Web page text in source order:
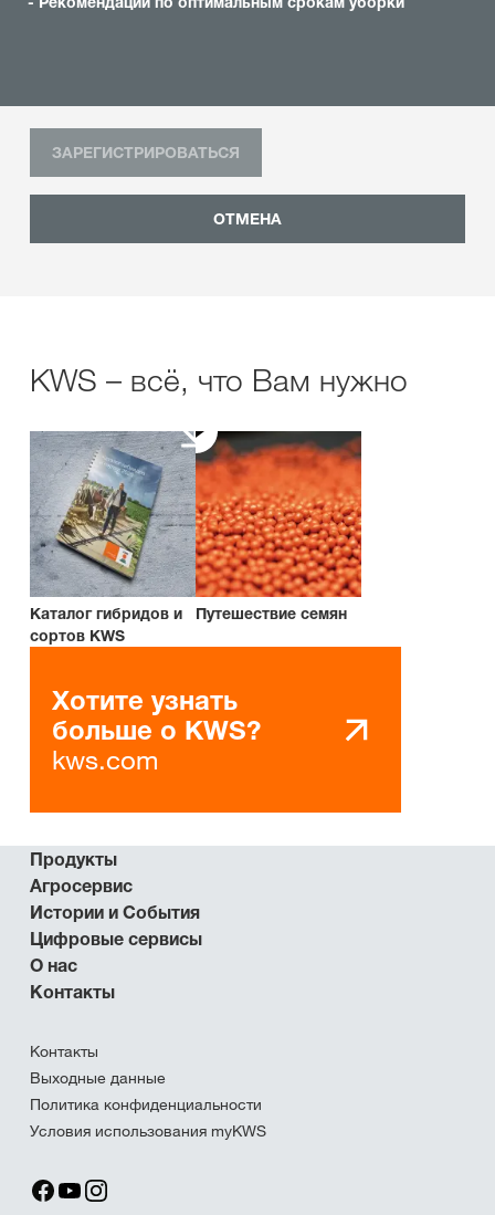
ОТМЕНА
ЗАРЕГИСТРИРОВАТЬСЯ
KWS – всё, что Вам нужно
Каталог гибридов и
сортов KWS
Путешествие семян
Хотите узнать
больше о KWS?
kws.com
Продукты
Агросервис
Истории и События
Цифровые сервисы
О нас
Контакты
Контакты
Выходные данные
Политика конфиденциальности
Условия использования myKWS